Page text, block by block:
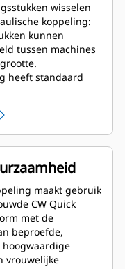
wisselen
koppeling:
kunnen
tussen machines
heeft standaard
maakt gebruik
CW Quick
met de
beproefde,
vrouwelijke